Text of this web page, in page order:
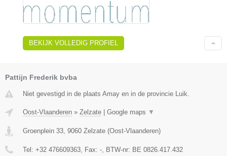
BEKIJK VOLLEDIG PROFIEL
Pattijn Frederik bvba
Niet gevestigd in de plaats Amay en in de provincie Luik.
Oost-Vlaanderen » Zelzate | Google maps ▼
Groenplein 33 9060 Zelzate (Oost-Vlaanderen)
Tel: +32 476609363 , Fax: - , BTW-nr: BE 0826.417.432